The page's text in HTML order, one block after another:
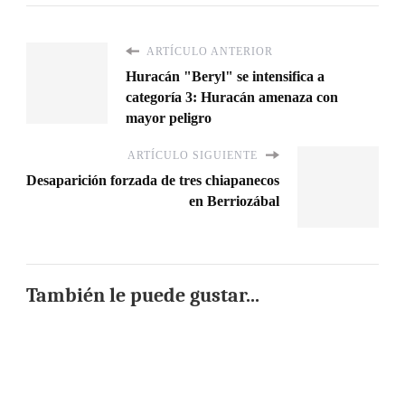
ARTÍCULO ANTERIOR
Huracán "Beryl" se intensifica a
categoría 3: Huracán amenaza con
mayor peligro
ARTÍCULO SIGUIENTE
Desaparición forzada de tres chiapanecos
en Berriozábal
También le puede gustar...